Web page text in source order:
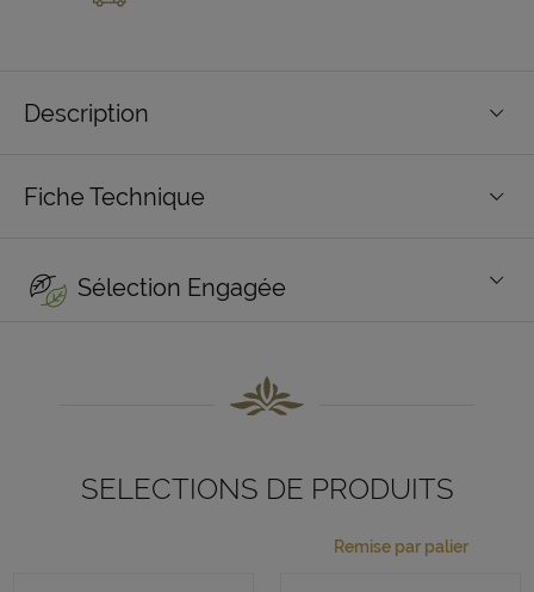
Description
Fiche Technique
Sélection Engagée
SELECTIONS DE PRODUITS
Remise par palier